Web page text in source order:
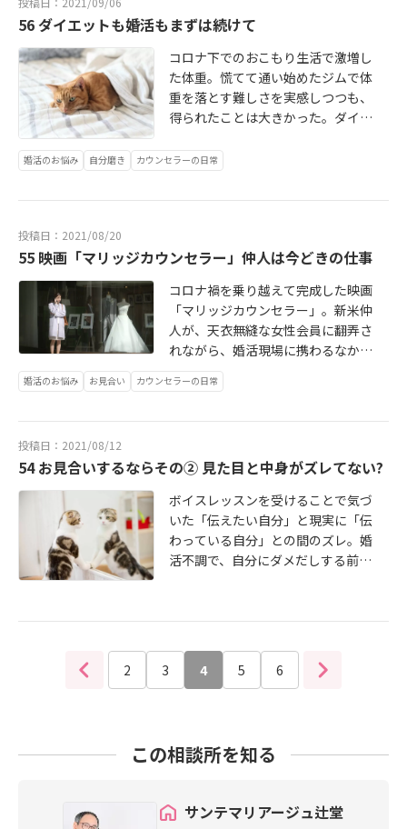
56 ダイエットも婚活もまずは続けて
コロナ下でのおこもり生活で激増し
た体重。慌てて通い始めたジムで体
重を落とす難しさを実感しつつも、
得られたことは大きかった。ダイエ
ョンが大事です。続きはこちら⇒ ht
tp://bridalstory2020.blog.jp/archiv
es/9122246.html
婚活のお悩み 自分磨き カウンセラーの日常
投稿日：2021/08/20
55 映画「マリッジカウンセラー」仲人は今どきの仕事
コロナ禍を乗り越えて完成した映画
「マリッジカウンセラー」。新米仲
人が、天衣無縫な女性会員に翻弄さ
れながら、婚活現場に携わるなか、
自分の過去も乗り越えていきます。
「仲人は今どきの仕事」という意味
婚活のお悩み お見合い カウンセラーの日常
投稿日：2021/08/12
54 お見合いするならその② 見た目と中身がズレてない?
ボイスレッスンを受けることで気づ
いた「伝えたい自分」と現実に「伝
わっている自分」との間のズレ。婚
活不調で、自分にダメだしする前
う。続きはこちら http://bridalstory
ml
2 3 4 5 6
この相談所を知る
サンテマリアージュ辻堂